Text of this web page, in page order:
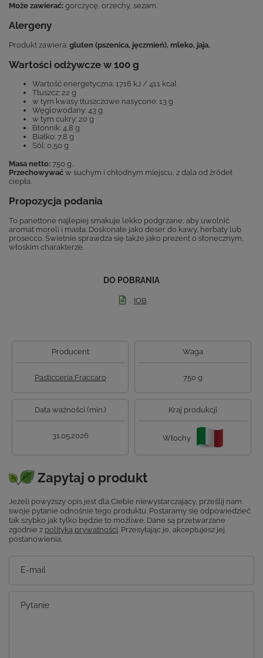
Może zawierać: gorczycę, orzechy, sezam.
Alergeny
Produkt zawiera: gluten (pszenica, jęczmień), mleko, jaja.
Wartości odżywcze w 100 g
Wartość energetyczna: 1716 kJ / 411 kcal
Tłuszcz: 22 g
w tym kwasy tłuszczowe nasycone: 13 g
Węglowodany: 43 g
w tym cukry: 20 g
Błonnik: 4,8 g
Białko: 7,8 g
Sól: 0,50 g
Masa netto: 750 g.
Przechowywać w suchym i chłodnym miejscu, z dala od źródeł
ciepła.
Propozycja podania
To panettone najlepiej smakuje lekko podgrzane, aby uwolnić
aromat moreli i masła. Doskonałe jako deser do kawy, herbaty lub
prosecco. Świetnie sprawdza się także jako prezent o słonecznym,
włoskim charakterze.
DO POBRANIA
IOB
Producent
Pasticceria Fraccaro
Waga
750 g
Data ważności (min.)
31.05.2026
Kraj produkcji
Włochy
Zapytaj o produkt
Jeżeli powyższy opis jest dla Ciebie niewystarczający, prześlij nam
swoje pytanie odnośnie tego produktu. Postaramy się odpowiedzieć
tak szybko jak tylko będzie to możliwe. Dane są przetwarzane
zgodnie z polityką prywatności. Przesyłając je, akceptujesz jej
postanowienia.
E-mail
Pytanie